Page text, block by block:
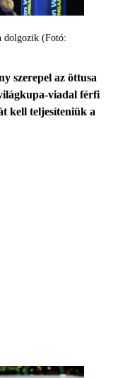
dolgozik (Fotó:
szerepel az öttusa
viadal férfi
kell teljesíteniük a